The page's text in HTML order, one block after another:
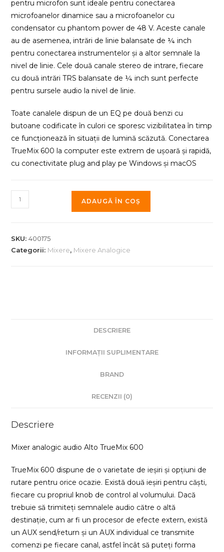
pentru microfon sunt ideale pentru conectarea
microfoanelor dinamice sau a microfoanelor cu
condensator cu phantom power de 48 V. Aceste canale
au de asemenea, intrări de linie balansate de ¼ inch
pentru conectarea instrumentelor și a altor semnale la
nivel de linie. Cele două canale stereo de intrare, fiecare
cu două intrări TRS balansate de ¼ inch sunt perfecte
pentru sursele audio la nivel de linie.
Toate canalele dispun de un EQ pe două benzi cu
butoane codificate în culori ce sporesc vizibilitatea în timp
ce funcționează în situații de lumină scăzută. Conectarea
TrueMix 600 la computer este extrem de ușoară și rapidă,
cu conectivitate plug and play pe Windows și macOS
Cantitate
Mixer
Alto
ADAUGĂ ÎN COȘ
SKU:400175
Categorii: Mixere, Mixere Analogice
DESCRIERE
INFORMAȚII SUPLIMENTARE
BRAND
RECENZII (0)
Descriere
Mixer analogic audio Alto TrueMix 600
TrueMix 600 dispune de o varietate de ieșiri și opțiuni de
rutare pentru orice ocazie. Există două ieșiri pentru căști,
fiecare cu propriul knob de control al volumului. Dacă
trebuie să trimiteți semnalele audio către o altă
destinație, cum ar fi un procesor de efecte extern, există
un AUX send/return și un AUX individual ce transmite
comenzi pe fiecare canal, astfel încât să puteți forma